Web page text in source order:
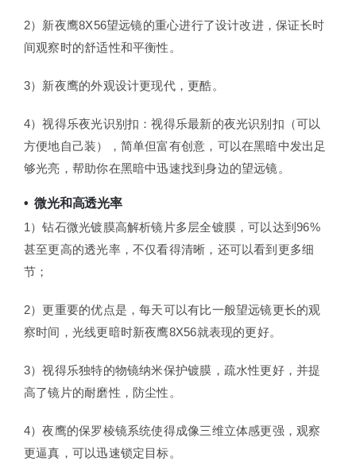
2）新夜鹰8X56望远镜的重心进行了设计改进，保证长时
间观察时的舒适性和平衡性。
3）新夜鹰的外观设计更现代，更酷。
4）视得乐夜光识别扣：视得乐最新的夜光识别扣（可以
方便地自己装），简单但富有创意，可以在黑暗中发出足
够光亮，帮助你在黑暗中迅速找到身边的望远镜。
• 微光和高透光率
1）钻石微光镀膜高解析镜片多层全镀膜，可以达到96%
甚至更高的透光率，不仅看得清晰，还可以看到更多细
节；
2）更重要的优点是，每天可以有比一般望远镜更长的观
察时间，光线更暗时新夜鹰8X56就表现的更好。
3）视得乐独特的物镜纳米保护镀膜，疏水性更好，并提
高了镜片的耐磨性，防尘性。
4）夜鹰的保罗棱镜系统使得成像三维立体感更强，观察
更逼真，可以迅速锁定目标。